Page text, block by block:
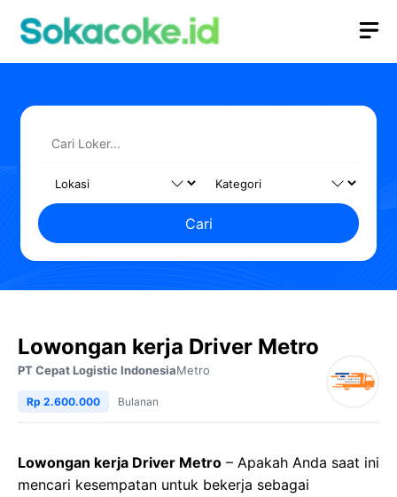
Cari
Lowongan kerja Driver Metro
PT Cepat Logistic IndonesiaMetro
Rp 2.600.000 Bulanan
Lowongan kerja Driver Metro – Apakah Anda saat ini
mencari kesempatan untuk bekerja sebagai